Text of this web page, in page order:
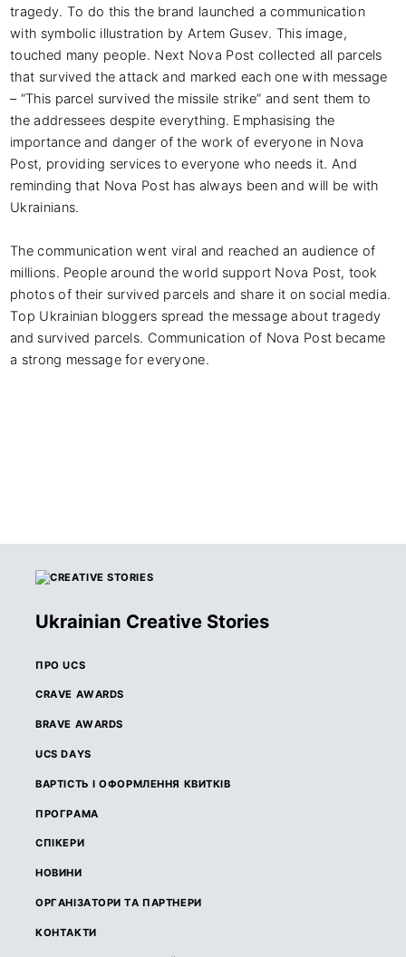
tragedy. To do this the brand launched a communication
with symbolic illustration by Artem Gusev. This image,
touched many people. Next Nova Post collected all parcels
that survived the attack and marked each one with message
– “This parcel survived the missile strike” and sent them to
the addressees despite everything. Emphasising the
importance and danger of the work of everyone in Nova
Post, providing services to everyone who needs it. And
reminding that Nova Post has always been and will be with
Ukrainians.
The communication went viral and reached an audience of
millions. People around the world support Nova Post, took
photos of their survived parcels and share it on social media.
Top Ukrainian bloggers spread the message about tragedy
and survived parcels. Communication of Nova Post became
a strong message for everyone.
Ukrainian Creative Stories
ПРО UCS
CRAVE AWARDS
BRAVE AWARDS
UCS DAYS
ВАРТІСТЬ І ОФОРМЛЕННЯ КВИТКІВ
ПРОГРАМА
СПІКЕРИ
НОВИНИ
ОРГАНІЗАТОРИ ТА ПАРТНЕРИ
КОНТАКТИ